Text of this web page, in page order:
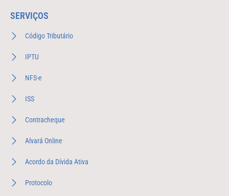
SERVIÇOS
Código Tributário
IPTU
NFS-e
ISS
Contracheque
Alvará Online
Acordo da Dívida Ativa
Protocolo